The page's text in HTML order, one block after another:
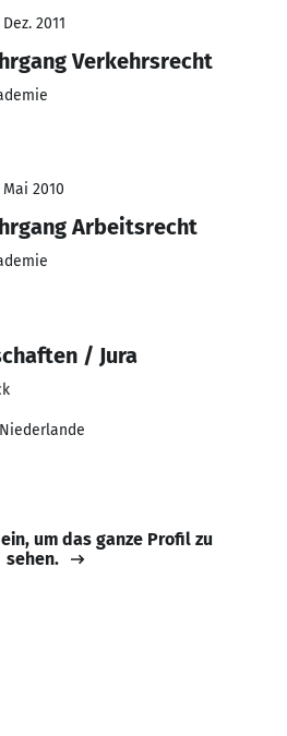
2011
Verkehrsrecht
2010
Arbeitsrecht
/ Jura
um das ganze Profil zu
sehen.